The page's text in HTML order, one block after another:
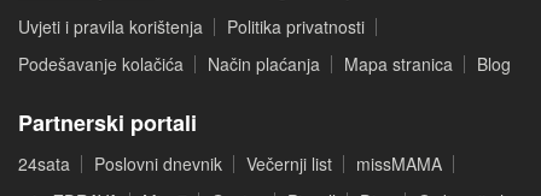
Uvjeti i pravila korištenja
Politika privatnosti
Podešavanje kolačića
Način plaćanja Mapa stranica Blog
Partnerski portali
24sata Poslovni dnevnik Večernji list
missMAMA